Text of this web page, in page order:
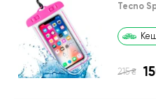
Tecno
215 ₴